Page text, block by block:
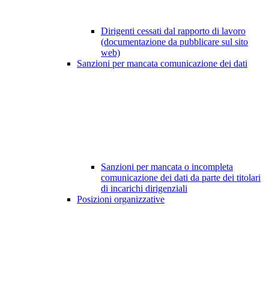
Dirigenti cessati dal rapporto di lavoro
(documentazione da pubblicare sul sito
web)
Sanzioni per mancata comunicazione dei dati
Sanzioni per mancata o incompleta
comunicazione dei dati da parte dei titolari
di incarichi dirigenziali
Posizioni organizzative